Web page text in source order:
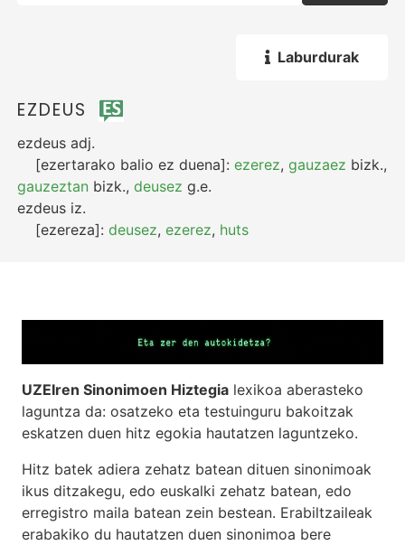
Laburdurak
EZDEUS
ezdeus adj.
[ezertarako balio ez duena]:ezerez,gauzaez bizk.,
gauzeztan bizk.,deusez g.e.
ezdeus iz.
[ezereza]:deusez,ezerez, huts
UZEIren Sinonimoen Hiztegia lexikoa aberasteko
laguntza da: osatzeko eta testuinguru bakoitzak
eskatzen duen hitz egokia hautatzen laguntzeko.
Hitz batek adiera zehatz batean dituen sinonimoak
ikus ditzakegu, edo euskalki zehatz batean, edo
erregistro maila batean zein bestean. Erabiltzaileak
erabakiko du hautatzen duen sinonimoa bere